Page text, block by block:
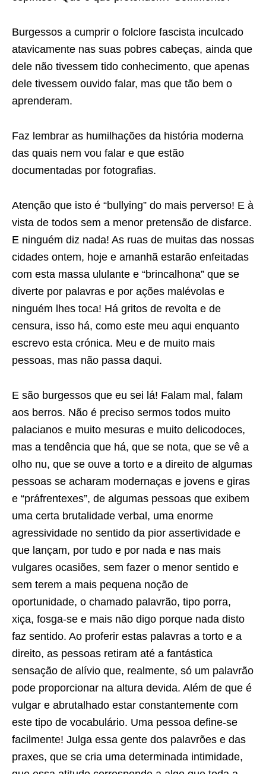
Burgessos a cumprir o folclore fascista inculcado
atavicamente nas suas pobres cabeças, ainda que
dele não tivessem tido conhecimento, que apenas
dele tivessem ouvido falar, mas que tão bem o
aprenderam.
Faz lembrar as humilhações da história moderna
das quais nem vou falar e que estão
documentadas por fotografias.
Atenção que isto é “bullying” do mais perverso! E à
vista de todos sem a menor pretensão de disfarce.
E ninguém diz nada! As ruas de muitas das nossas
cidades ontem, hoje e amanhã estarão enfeitadas
com esta massa ululante e “brincalhona” que se
diverte por palavras e por ações malévolas e
ninguém lhes toca! Há gritos de revolta e de
censura, isso há, como este meu aqui enquanto
escrevo esta crónica. Meu e de muito mais
pessoas, mas não passa daqui.
E são burgessos que eu sei lá! Falam mal, falam
aos berros. Não é preciso sermos todos muito
palacianos e muito mesuras e muito delicodoces,
mas a tendência que há, que se nota, que se vê a
olho nu, que se ouve a torto e a direito de algumas
pessoas se acharam modernaças e jovens e giras
e “práfrentexes”, de algumas pessoas que exibem
uma certa brutalidade verbal, uma enorme
agressividade no sentido da pior assertividade e
que lançam, por tudo e por nada e nas mais
vulgares ocasiões, sem fazer o menor sentido e
sem terem a mais pequena noção de
oportunidade, o chamado palavrão, tipo porra,
xiça, fosga-se e mais não digo porque nada disto
faz sentido. Ao proferir estas palavras a torto e a
direito, as pessoas retiram até a fantástica
sensação de alívio que, realmente, só um palavrão
pode proporcionar na altura devida. Além de que é
vulgar e abrutalhado estar constantemente com
este tipo de vocabulário. Uma pessoa define-se
facilmente! Julga essa gente dos palavrões e das
praxes, que se cria uma determinada intimidade,